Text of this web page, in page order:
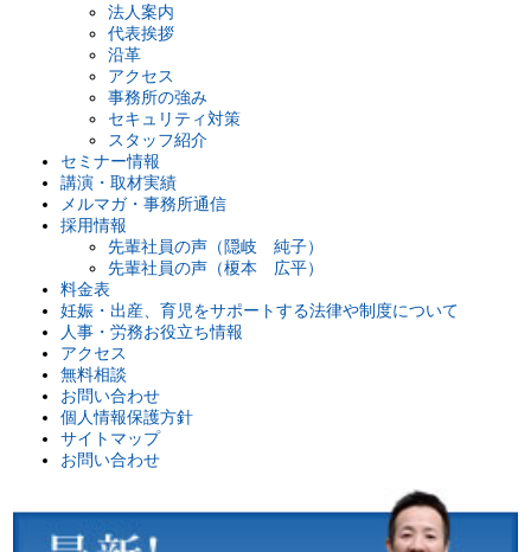
法人案内
代表挨拶
沿革
アクセス
事務所の強み
セキュリティ対策
スタッフ紹介
セミナー情報
講演・取材実績
メルマガ・事務所通信
採用情報
先輩社員の声（隠岐 純子）
先輩社員の声（榎本 広平）
料金表
妊娠・出産、育児をサポートする法律や制度について
人事・労務お役立ち情報
アクセス
無料相談
お問い合わせ
個人情報保護方針
サイトマップ
お問い合わせ